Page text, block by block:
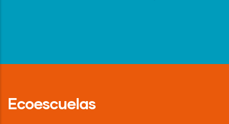
Ecoescuelas